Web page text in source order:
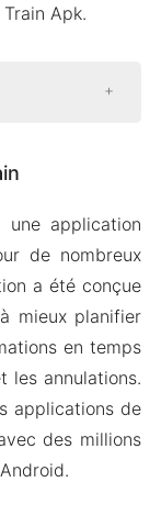
Apk.
du train
une application
de nombreux
a été conçue
mieux planifier
en temps
les annulations.
applications de
des millions